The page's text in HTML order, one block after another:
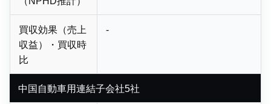
買収効果（売上
収益）・買収時
比
-
中国自動車用連結子会社5社